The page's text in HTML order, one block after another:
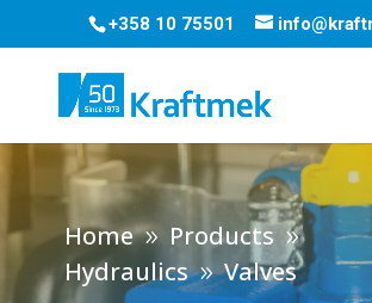
+358 10 75501
Home 9 Products 9
Hydraulics 9 Valves